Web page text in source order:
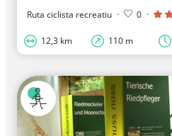
Ruta ciclista recreatiu · 0 ·
12,3 km 110 m